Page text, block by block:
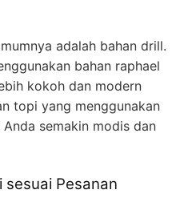
adalah bahan drill.
bahan raphael
kokoh dan modern
topi yang menggunakan
semakin modis dan
sesuai Pesanan